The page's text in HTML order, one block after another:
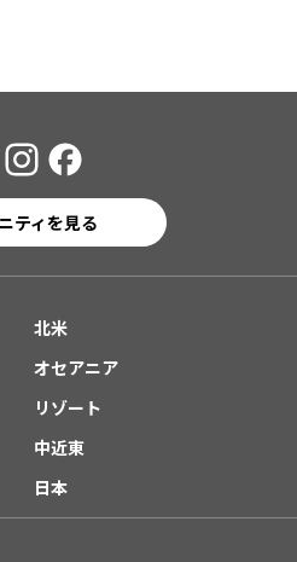
ティを見る
北米
オセアニア
リゾート
中近東
日本